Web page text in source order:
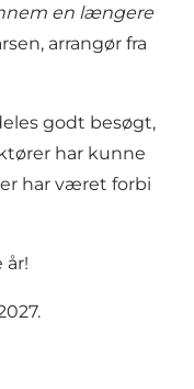
en længere
arrangør fra
godt besøgt,
har kunne
har været forbi
år!